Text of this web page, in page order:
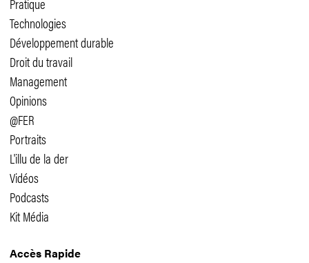
Technologies
Développement durable
Droit du travail
Management
Opinions
@FER
Portraits
L'illu de la der
Vidéos
Podcasts
Kit Média
Accès Rapide